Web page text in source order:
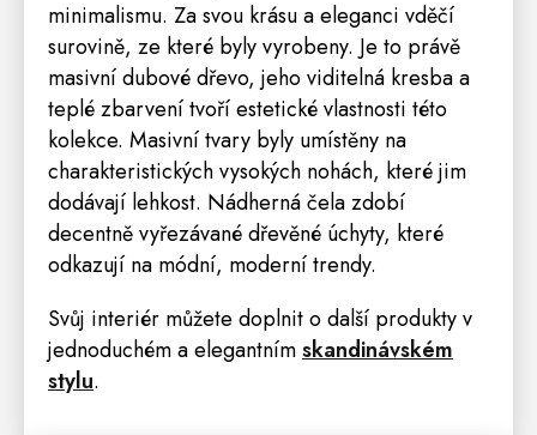
minimalismu. Za svou krásu a eleganci vděčí
surovině, ze které byly vyrobeny. Je to právě
masivní dubové dřevo, jeho viditelná kresba a
teplé zbarvení tvoří estetické vlastnosti této
kolekce. Masivní tvary byly umístěny na
charakteristických vysokých nohách, které jim
dodávají lehkost. Nádherná čela zdobí
decentně vyřezávané dřevěné úchyty, které
odkazují na módní, moderní trendy.
Svůj interiér můžete doplnit o další produkty v
jednoduchém a elegantnímskandinávském
stylu.